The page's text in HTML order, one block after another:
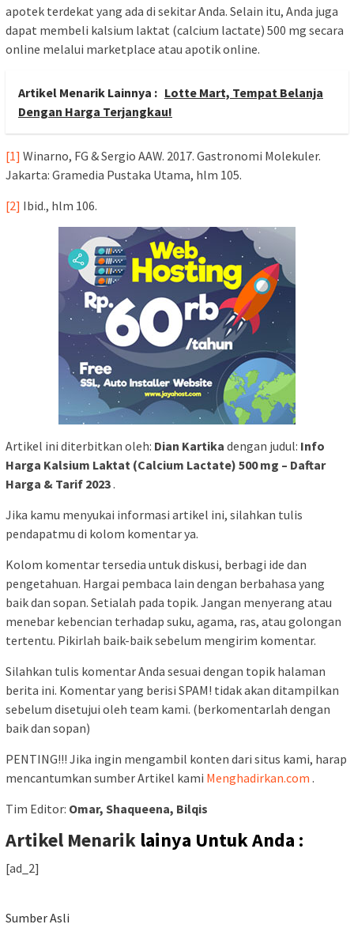
apotek terdekat yang ada di sekitar Anda. Selain itu, Anda juga
dapat membeli kalsium laktat (calcium lactate) 500 mg secara
online melalui marketplace atau apotik online.
Artikel Menarik Lainnya : Lotte Mart, Tempat Belanja
Dengan Harga Terjangkau!
[1] Winarno, FG & Sergio AAW. 2017. Gastronomi Molekuler.
Jakarta: Gramedia Pustaka Utama, hlm 105.
[2] Ibid., hlm 106.
Artikel ini diterbitkan oleh: Dian Kartika dengan judul: Info
Harga Kalsium Laktat (Calcium Lactate) 500 mg – Daftar
Harga & Tarif 2023.
Jika kamu menyukai informasi artikel ini, silahkan tulis
pendapatmu di kolom komentar ya.
Kolom komentar tersedia untuk diskusi, berbagi ide dan
pengetahuan. Hargai pembaca lain dengan berbahasa yang
baik dan sopan. Setialah pada topik. Jangan menyerang atau
menebar kebencian terhadap suku, agama, ras, atau golongan
tertentu. Pikirlah baik-baik sebelum mengirim komentar.
Silahkan tulis komentar Anda sesuai dengan topik halaman
berita ini. Komentar yang berisi SPAM! tidak akan ditampilkan
sebelum disetujui oleh team kami. (berkomentarlah dengan
baik dan sopan)
PENTING!!! Jika ingin mengambil konten dari situs kami, harap
mencantumkan sumber Artikel kami Menghadirkan.com .
Tim Editor: Omar, Shaqueena, Bilqis
Artikel Menarik lainya Untuk Anda :
[ad_2]
Sumber Asli